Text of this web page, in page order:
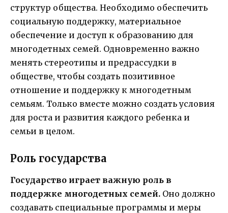
структур общества. Необходимо обеспечить
социальную поддержку, материальное
обеспечение и доступ к образованию для
многодетных семей. Одновременно важно
менять стереотипы и предрассудки в
обществе, чтобы создать позитивное
отношение и поддержку к многодетным
семьям. Только вместе можно создать условия
для роста и развития каждого ребенка и
семьи в целом.
Роль государства
Государство играет важную роль в
поддержке многодетных семей. Оно должно
создавать специальные программы и меры